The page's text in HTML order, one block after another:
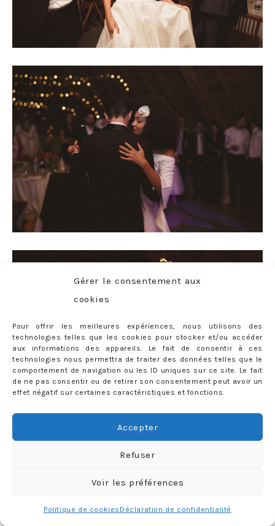
Gérer le consentement aux
cookies
Pour offrir les meilleures expériences, nous utilisons des
technologies telles que les cookies pour stocker et/ou accéder
aux informations des appareils. Le fait de consentir à ces
technologies nous permettra de traiter des données telles que le
comportement de navigation ou les ID uniques sur ce site. Le fait
de ne pas consentir ou de retirer son consentement peut avoir un
effet négatif sur certaines caractéristiques et fonctions.
Accepter
Refuser
Voir les préférences
Politique de cookies Déclaration de confidentialité
Jack & Jones* (similaire
AH (rire nerveux). Il faut dire qu’au départ je n’avais même